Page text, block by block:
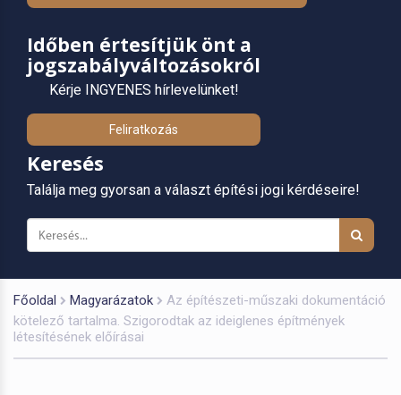
Időben értesítjük önt a
jogszabályváltozásokról
Kérje INGYENES hírlevelünket!
Feliratkozás
Keresés
Találja meg gyorsan a választ építési jogi kérdéseire!
Főoldal Magyarázatok
Az építészeti-műszaki dokumentáció
kötelező tartalma. Szigorodtak az ideiglenes építmények
létesítésének előírásai